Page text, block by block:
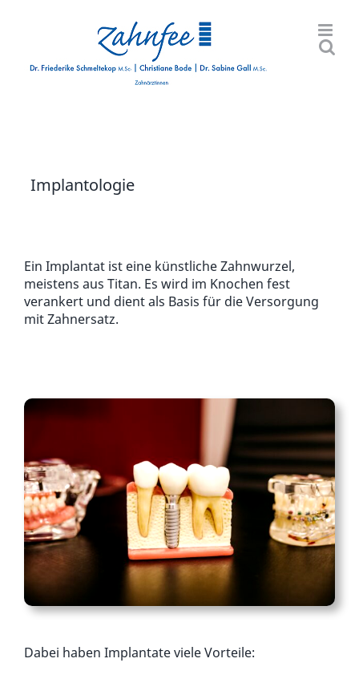
Implantologie
Ein Implantat ist eine künstliche Zahnwurzel,
meistens aus Titan. Es wird im Knochen fest
verankert und dient als Basis für die Versorgung
mit Zahnersatz.
Dabei haben Implantate viele Vorteile: